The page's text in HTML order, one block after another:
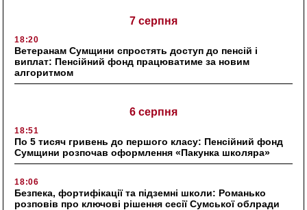
7 серпня
18:20
Ветеранам Сумщини спростять доступ до пенсій і
виплат: Пенсійний фонд працюватиме за новим
алгоритмом
6 серпня
18:51
По 5 тисяч гривень до першого класу: Пенсійний фонд
Сумщини розпочав оформлення «Пакунка школяра»
18:06
Безпека, фортифікації та підземні школи: Романько
розповів про ключові рішення сесії Сумської облради